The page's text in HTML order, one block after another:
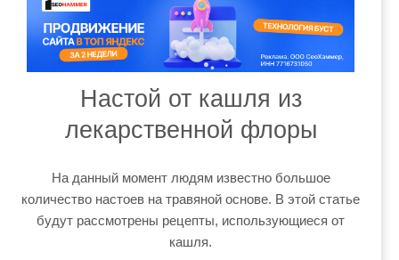
Настой от кашля из
лекарственной флоры
На данный момент людям известно большое
количество настоев на травяной основе. В этой статье
будут рассмотрены рецепты, использующиеся от
кашля.